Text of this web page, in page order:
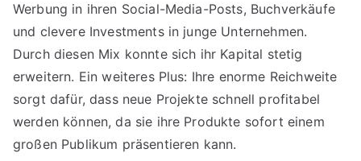
Werbung in ihren Social-Media-Posts, Buchverkäufe
und clevere Investments in junge Unternehmen.
Durch diesen Mix konnte sich ihr Kapital stetig
erweitern. Ein weiteres Plus: Ihre enorme Reichweite
sorgt dafür, dass neue Projekte schnell profitabel
werden können, da sie ihre Produkte sofort einem
großen Publikum präsentieren kann.